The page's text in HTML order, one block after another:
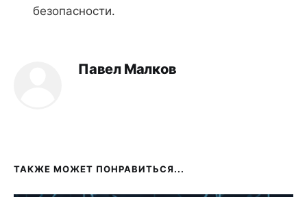
безопасности.
Павел Малков
ТАКЖЕ МОЖЕТ ПОНРАВИТЬСЯ...